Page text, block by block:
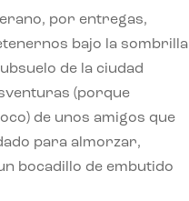
por entregas,
bajo la sombrilla
de la ciudad
(porque
de unos amigos que
para almorzar,
bocadillo de embutido